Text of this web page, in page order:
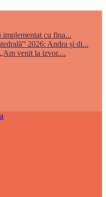
implementat cu fina...
2026: Andra și di...
venit la izvor....